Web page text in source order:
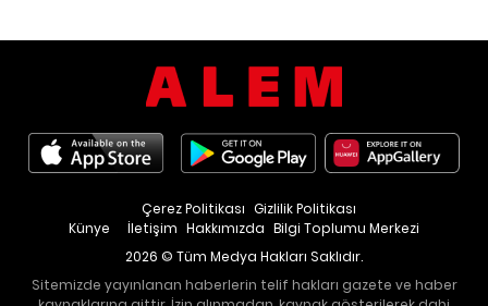
Künye İletişim Hakkımızda Bilgi Toplumu Merkezi
Çerez Politikası Gizlilik Politikası
2026 © Tüm Medya Hakları Saklıdır.
Sitemizde yayınlanan haberlerin telif hakları gazete ve haber